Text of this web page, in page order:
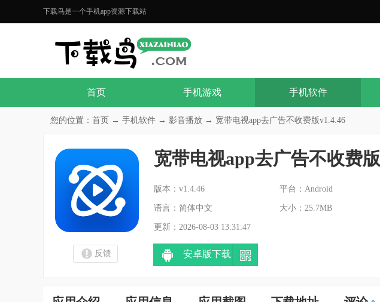
下载鸟是一个手机app资源下载站
首页 手机游戏 手机软件
您的位置： 首页 → 手机软件 → 影音播放 → 宽带电视app去广告不收费版v1.4.46
宽带电视app去广告不收费版
版本：v1.4.46 平台：Android
语言：简体中文 大小：25.7MB
更新：2026-08-03 13:31:47
反馈 安卓版下载